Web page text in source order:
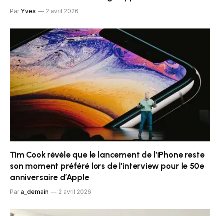
Par Yves 2 avril 2026
Tim Cook révèle que le lancement de l’iPhone reste
son moment préféré lors de l’interview pour le 50e
anniversaire d’Apple
Par a_demain 2 avril 2026